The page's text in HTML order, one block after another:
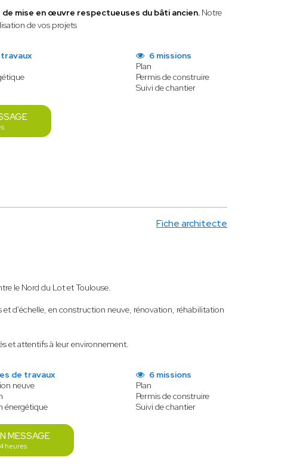
mise en œuvre respectueuses du bâti ancien. Notre
de vos projets
6 missions
Plan
Permis de construire
Suivi de chantier
Fiche architecte
le Nord du Lot et Toulouse.
d'échelle, en construction neuve, rénovation, réhabilitation
et attentifs à leur environnement.
de travaux
neuve
énergétique
6 missions
Plan
Permis de construire
Suivi de chantier
MESSAGE
heures